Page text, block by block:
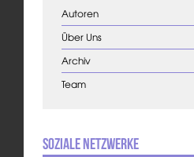
Autoren
Über Uns
Archiv
Team
Soziale Netzwerke